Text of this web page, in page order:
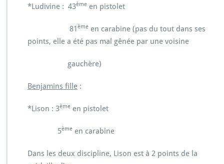
*Ludivine : 43ème en pistolet
81ème en carabine (pas du tout dans ses
points, elle a été pas mal gênée par une voisine
gauchère)
Benjamins fille :
*Lison : 3ème en pistolet
5ème en carabine
Dans les deux discipline, Lison est à 2 points de la